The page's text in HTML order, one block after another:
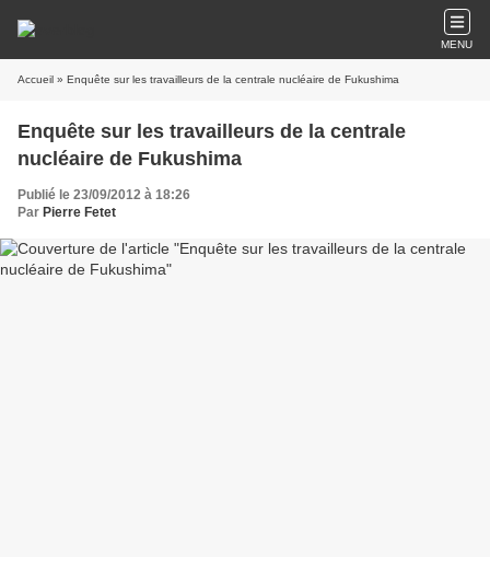
MENU
Accueil » Enquête sur les travailleurs de la centrale nucléaire de Fukushima
Enquête sur les travailleurs de la centrale
nucléaire de Fukushima
Publié le 23/09/2012 à 18:26
Par Pierre Fetet